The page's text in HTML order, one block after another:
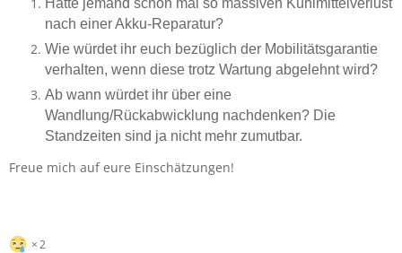
Hatte jemand schon mal so massiven Kühlmittelverlust
nach einer Akku-Reparatur?
Wie würdet ihr euch bezüglich der Mobilitätsgarantie
verhalten, wenn diese trotz Wartung abgelehnt wird?
Ab wann würdet ihr über eine
Wandlung/Rückabwicklung nachdenken? Die
Standzeiten sind ja nicht mehr zumutbar.
Freue mich auf eure Einschätzungen!
2